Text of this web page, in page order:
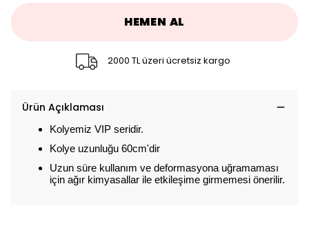
HEMEN AL
2000 TL üzeri ücretsiz kargo
Ürün Açıklaması
Kolyemiz VIP seridir.
Kolye uzunluğu 60cm'dir
Uzun süre kullanım ve deformasyona uğramaması
için ağır kimyasallar ile etkileşime girmemesi önerilir.